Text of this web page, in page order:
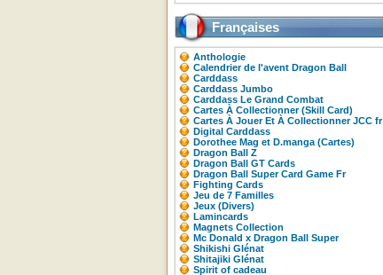
Françaises
Anthologie
Calendrier de l'avent Dragon Ball
Carddass
Carddass Jumbo
Carddass Le Grand Combat
Cartes À Collectionner (Skill Card)
Cartes À Jouer Et À Collectionner JCC fr
Digital Carddass
Dorothee Mag et D.manga (Cartes)
Dragon Ball Z
Dragon Ball GT Cards
Dragon Ball Super Card Game Fr
Fighting Cards
Jeu de 7 Familles
Jeux (Divers)
Lamincards
Magnets Collection
Mc Donald x Dragon Ball Super
Shikishi Glénat
Shitajiki Glénat
Spirit of cadeau